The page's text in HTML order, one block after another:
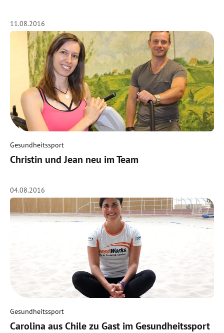
11.08.2016
Gesundheitssport
Christin und Jean neu im Team
04.08.2016
Gesundheitssport
Carolina aus Chile zu Gast im Gesundheitssport